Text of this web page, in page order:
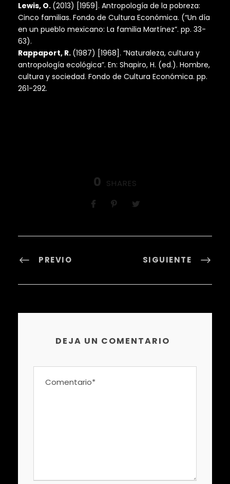
Lewis, O. (2013) [1959]. Antropología de la pobreza:
Cinco familias. Fondo de Cultura Económica. (“Un día
en un pueblo mexicano: La familia Martínez”. pp. 33-
63).
Rappaport, R. (1987) [1968]. “Naturaleza, cultura y
antropología ecológica”. En: Shapiro, H. (ed.). Hombre,
cultura y sociedad. Fondo de Cultura Económica. pp.
261-292.
0 SHARES
PREVIO SIGUIENTE
DEJA UN COMENTARIO